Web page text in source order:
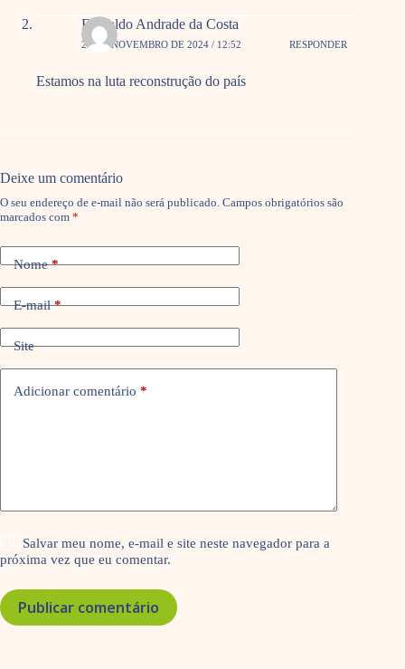
Everaldo Andrade da Costa
29 DE NOVEMBRO DE 2024 / 12:52 RESPONDER
Estamos na luta reconstrução do país
Deixe um comentário
O seu endereço de e-mail não será publicado. Campos obrigatórios são
marcados com *
Nome*
E-mail*
Site
Adicionar comentário *
Salvar meu nome, e-mail e site neste navegador para a
próxima vez que eu comentar.
Publicar comentário